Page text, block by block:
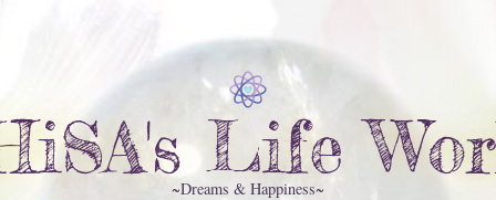
Life
~Dreams & Happiness~